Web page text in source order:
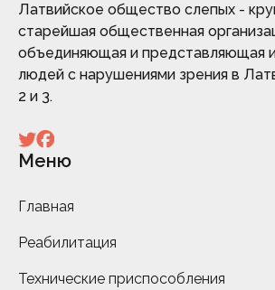
Латвийское общество слепых -
старейшая общественная
объединяющая и представляющая
людей с нарушениями зрения в
2 и 3.
Меню
Главная
Реабилитация
Технические приспособления